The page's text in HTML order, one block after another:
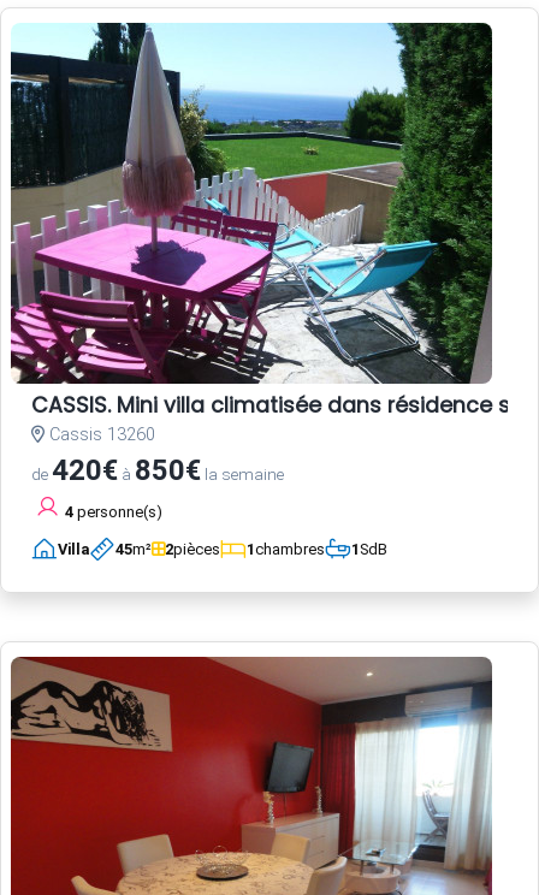
CASSIS. Mini villa climatisée dans résidence
Cassis 13260
de420€ à 850€ la semaine
4 personne(s)
Villa 45m² 2pièces 1chambres 1SdB